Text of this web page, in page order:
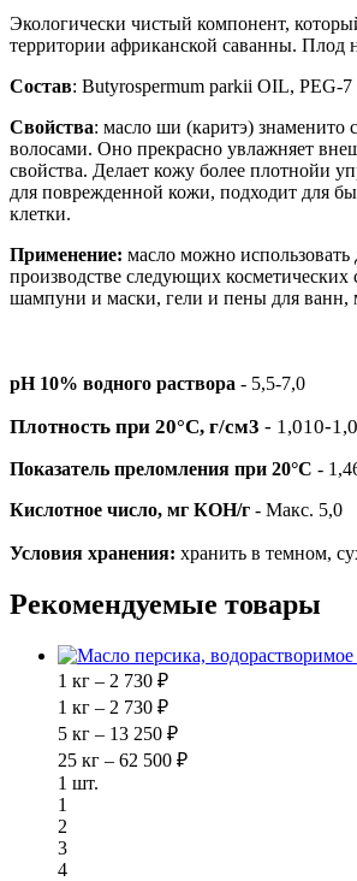
Экологически чистый компонент,
территории африканской саванны. Плод
Состав: Butyrospermum parkii OIL, PEG-7
Свойства: масло ши (каритэ)
волосами. Оно прекрасно увлажняет
свойства. Делает кожу более плотнойи
для поврежденной кожи, подходит для
клетки.
Применение: масло можно
производстве следующих
шампуни и маски, гели и пены для ванн,
pH 10% водного раствора - 5,5-7,0
Плотность при 20°С, г/см3 - 1,010-
Показатель преломления при 20°С -
Кислотное число, мг КОН/г - Макс. 5,0
Условия хранения: хранить в темном,
Рекомендуемые товары
1 кг – 2 730 ₽
1 кг – 2 730 ₽
5 кг – 13 250 ₽
25 кг – 62 500 ₽
1 шт.
1
2
3
4